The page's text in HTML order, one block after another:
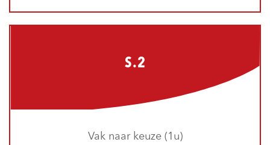
S.2
Vak naar keuze (1u)